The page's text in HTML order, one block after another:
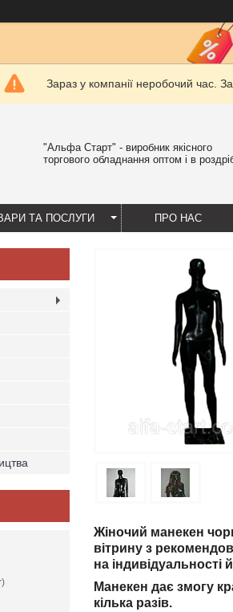
Зараз у компанії неробочий час.
"Альфа Старт" - виробник якісного
торгового обладнання оптом і в
ТА ПОСЛУГИ ПРО НАС
Жіночий манекен
вітрину з
на індивідуальності
Манекен дає змогу
кілька разів.